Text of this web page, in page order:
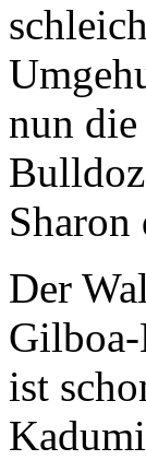
nun
Der
ist